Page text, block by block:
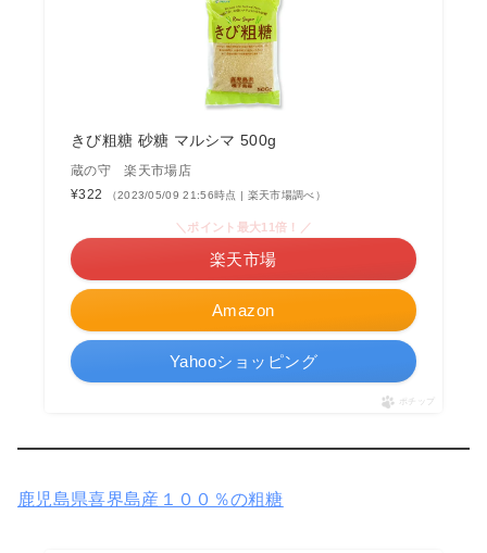
きび粗糖 砂糖 マルシマ 500g
蔵の守 楽天市場店
¥322
（2023/05/09 21:56時点 | 楽天市場調べ）
Amazon
＼ポイント最大11倍！／
楽天市場
Yahooショッピング
ポチップ
鹿児島県喜界島産１００％の粗糖